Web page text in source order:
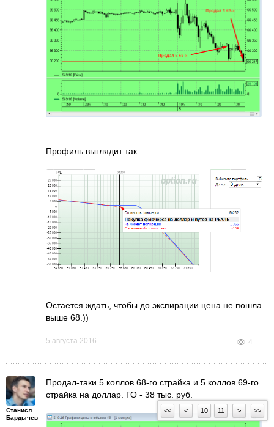
Профиль выглядит так:
Остается ждать, чтобы до экспирации цена не пошла
выше 68.))
5 августа 2016 4
Станислав
Бардычев
Продал-таки 5 коллов 68-го страйка и 5 коллов 69-го
страйка на доллар. ГО - 38 тыс. руб.
<< < 10 11 > >>